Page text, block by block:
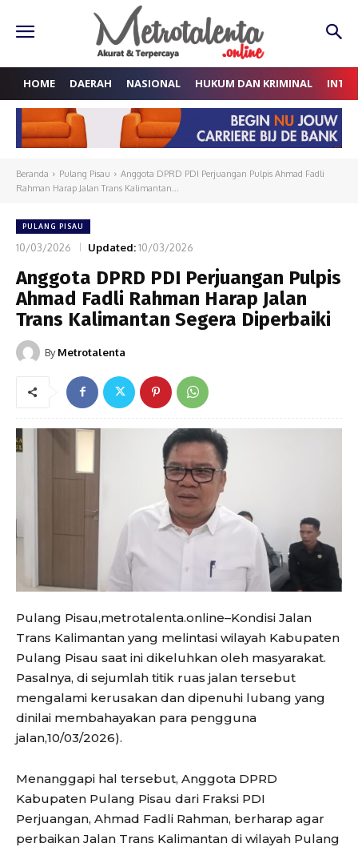
HOME DAERAH NASIONAL HUKUM DAN KRIMINAL
Beranda Pulang Pisau
Anggota DPRD PDI Perjuangan Pulpis Ahmad Fadli
Rahman Harap Jalan Trans Kalimantan...
PULANG PISAU
10/03/2026 Updated:10/03/2026
Anggota DPRD PDI Perjuangan Pulpis
Ahmad Fadli Rahman Harap Jalan
Trans Kalimantan Segera Diperbaiki
By Metrotalenta
Pulang Pisau,metrotalenta.online–Kondisi Jalan
Trans Kalimantan yang melintasi wilayah Kabupaten
Pulang Pisau saat ini dikeluhkan oleh masyarakat.
Pasalnya, di sejumlah titik ruas jalan tersebut
mengalami kerusakan dan dipenuhi lubang yang
dinilai membahayakan para pengguna
jalan,10/03/2026).
Menanggapi hal tersebut, Anggota DPRD
Kabupaten Pulang Pisau dari Fraksi PDI
Perjuangan, Ahmad Fadli Rahman, berharap agar
perbaikan Jalan Trans Kalimantan di wilayah Pulang